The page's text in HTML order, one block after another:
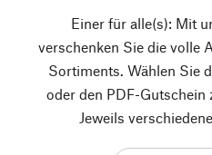
Einer für alle(s): Mit
verschenken Sie die volle
Sortiments. Wählen Sie
oder den PDF-
Jeweils